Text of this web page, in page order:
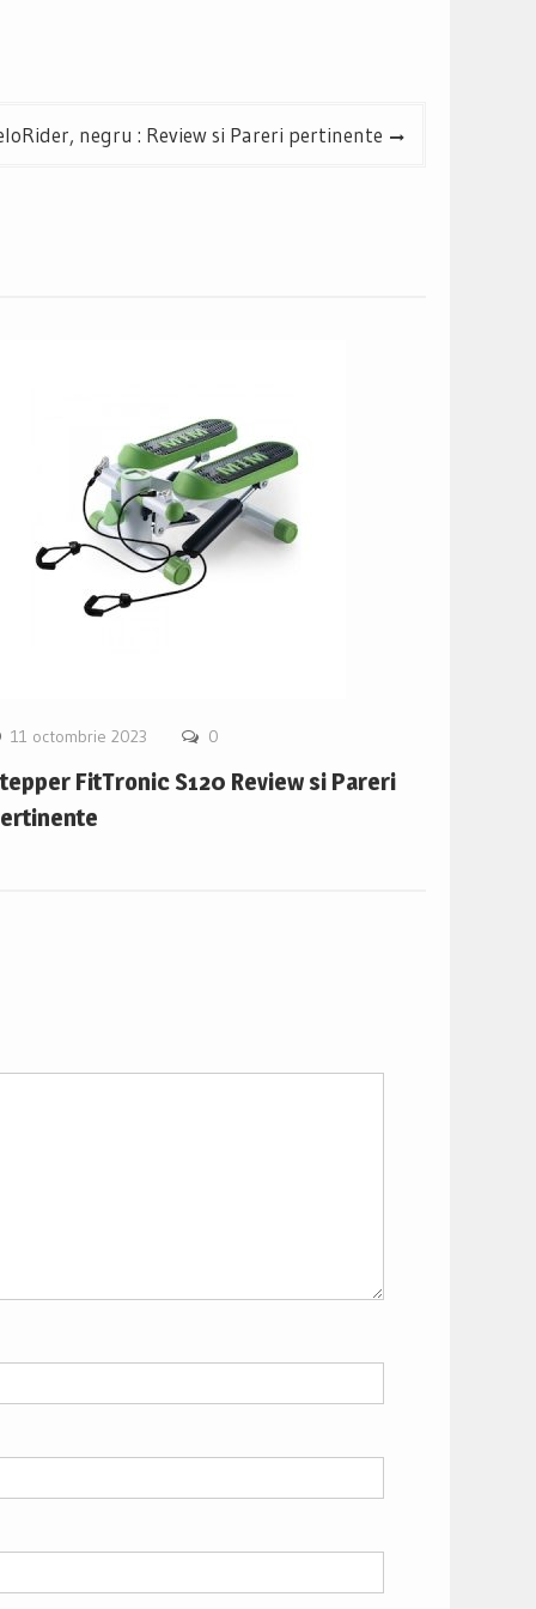
negru : Review si Pareri pertinente
11 octombrie 2023 0
FitTronic S120 Review si Pareri